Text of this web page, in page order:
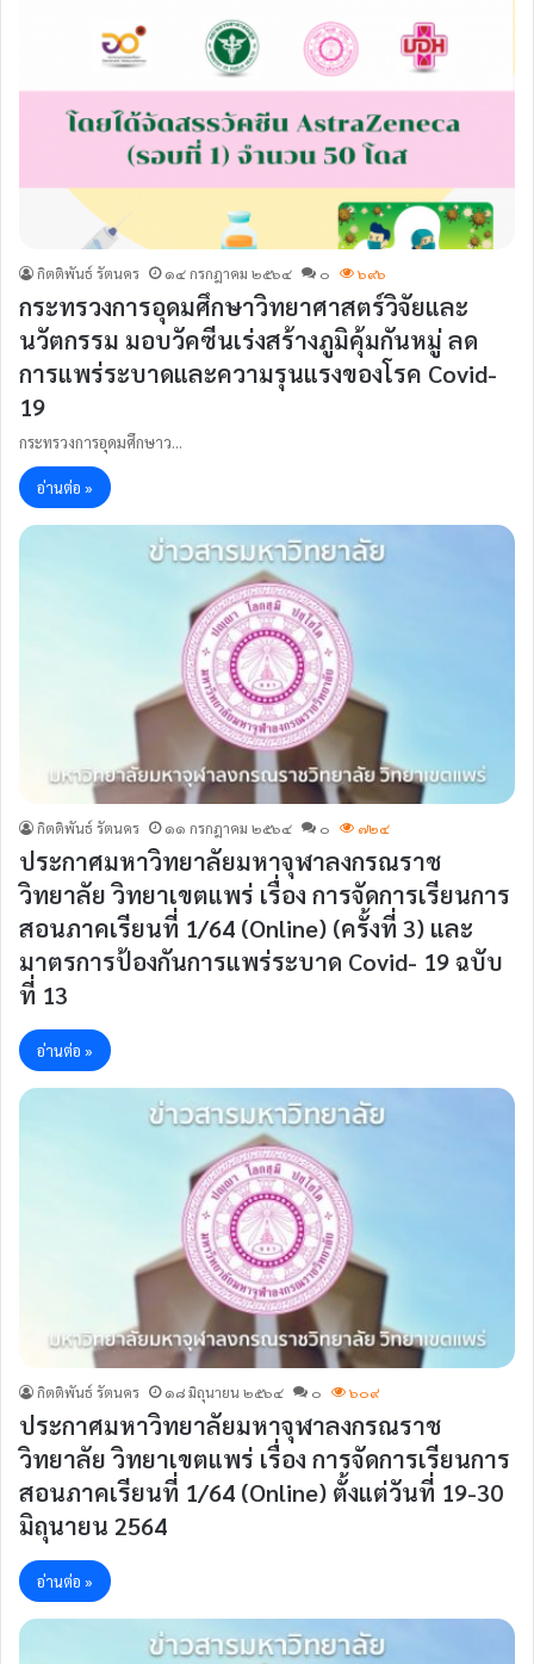
กิตติพันธ์ รัตนคร ๑๔ กรกฎาคม ๒๕๖๔ ๐ ๖๙๖
กระทรวงการอุดมศึกษาวิทยาศาสตร์วิจัยและ
นวัตกรรม มอบวัคซีนเร่งสร้างภูมิคุ้มกันหมู่ ลด
การแพร่ระบาดและความรุนแรงของโรค Covid-
19
กระทรวงการอุดมศึกษาว…
อ่านต่อ »
กิตติพันธ์ รัตนคร ๑๑ กรกฎาคม ๒๕๖๔ ๐ ๗๒๔
ประกาศมหาวิทยาลัยมหาจุฬาลงกรณราช
วิทยาลัย วิทยาเขตแพร่ เรื่อง การจัดการเรียนการ
สอน​ภาคเรียนที่​ 1/64 (Online​) (ครั้งที่ 3) และ
มาตรการป้องกันการแพร่ระบาด Covid- 19 ฉบับ
ที่ 13
อ่านต่อ »
กิตติพันธ์ รัตนคร ๑๘ มิถุนายน ๒๕๖๔ ๐ ๖๐๙
ประกาศมหาวิทยาลัยมหาจุฬาลงกรณราช
วิทยาลัย วิทยาเขตแพร่ เรื่อง การจัดการเรียนการ
สอน​ภาคเรียนที่​ 1/64 (Online​) ตั้งแต่วันที่​ 19-30
มิถุนายน​ 2564
อ่านต่อ »